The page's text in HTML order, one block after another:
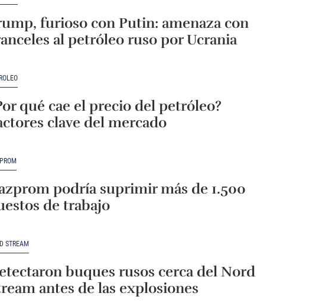
furioso con Putin: amenaza con
al petróleo ruso por Ucrania
qué cae el precio del petróleo?
clave del mercado
podría suprimir más de 1.500
de trabajo
STREAM
buques rusos cerca del Nord
antes de las explosiones